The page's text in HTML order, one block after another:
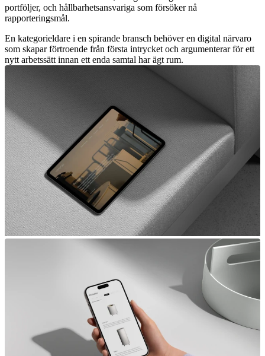
portföljer, och hållbarhetsansvariga som försöker nå
rapporteringsmål.
En kategorieldare i en spirande bransch behöver en digital närvaro
som skapar förtroende från första intrycket och argumenterar för ett
nytt arbetssätt innan ett enda samtal har ägt rum.